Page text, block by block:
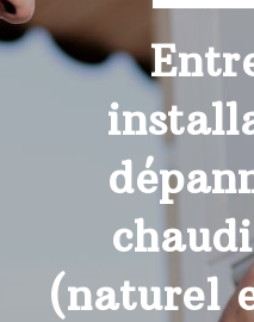
(naturel